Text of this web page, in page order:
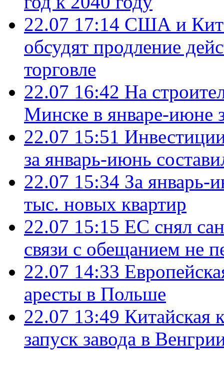
22.07 17:14 США и
обсудят продление
торговле
22.07 16:42 На
Минске в январе-июне
22.07 15:51
за январь-июнь
22.07 15:34 За январь-
тыс. новых квартир
22.07 15:15 ЕС снял
связи с обещанием не
22.07 14:33
аресты в Польше
22.07 13:49 Китайская
запуск завода в